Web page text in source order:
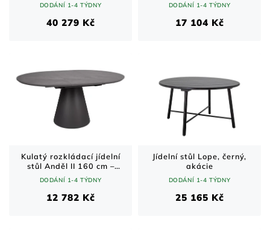
DODÁNÍ 1-4 TÝDNY
40 279 Kč
DODÁNÍ 1-4 TÝDNY
17 104 Kč
Kulatý rozkládací jídelní
stůl Anděl II 160 cm –
černý mat / šedý mramor
DODÁNÍ 1-4 TÝDNY
12 782 Kč
Jídelní stůl Lope, černý,
akácie
DODÁNÍ 1-4 TÝDNY
25 165 Kč